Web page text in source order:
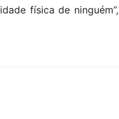
física de ninguém”,